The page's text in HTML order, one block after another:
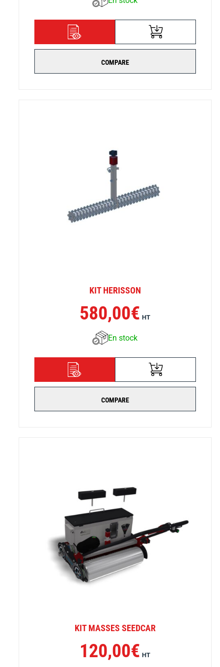
COMPARE
AJOUTER AU
DÉTAILS
KIT HERISSON
580,00€ HT
En stock
COMPARE
AJOUTER AU
DÉTAILS
KIT MASSES SEEDCAR
120,00€ HT